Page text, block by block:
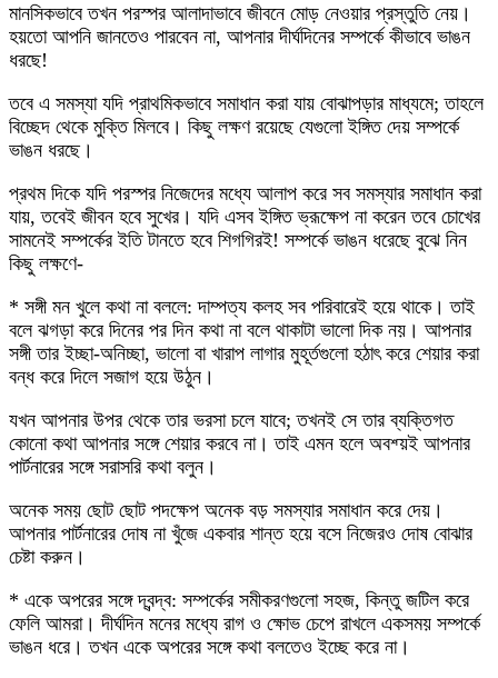
মানসিকভাবে তখন পরস্পর আলাদাভাবে জীবনে মোড় নেওয়ার প্রস্তুতি নেয়।
হয়তো আপনি জানতেও পারবেন না, আপনার দীর্ঘদিনের সম্পর্কে কীভাবে ভাঙন
ধরছে!
তবে এ সমস্যা যদি প্রাথমিকভাবে সমাধান করা যায় বোঝাপড়ার মাধ্যমে; তাহলে
বিচ্ছেদ থেকে মুক্তি মিলবে। কিছু লক্ষণ রয়েছে যেগুলো ইঙ্গিত দেয় সম্পর্কে
ভাঙন ধরছে।
প্রথম দিকে যদি পরস্পর নিজেদের মধ্যে আলাপ করে সব সমস্যার সমাধান করা
যায়, তবেই জীবন হবে সুখের। যদি এসব ইঙ্গিত ভ্রূক্ষেপ না করেন তবে চোখের
সামনেই সম্পর্কের ইতি টানতে হবে শিগগিরই! সম্পর্কে ভাঙন ধরেছে বুঝে নিন
কিছু লক্ষণে-
* সঙ্গী মন খুলে কথা না বললে: দাম্পত্য কলহ সব পরিবারেই হয়ে থাকে। তাই
বলে ঝগড়া করে দিনের পর দিন কথা না বলে থাকাটা ভালো দিক নয়। আপনার
সঙ্গী তার ইচ্ছা-অনিচ্ছা, ভালো বা খারাপ লাগার মুহূর্তগুলো হঠাৎ করে শেয়ার করা
বন্ধ করে দিলে সজাগ হয়ে উঠুন।
যখন আপনার উপর থেকে তার ভরসা চলে যাবে; তখনই সে তার ব্যক্তিগত
কোনো কথা আপনার সঙ্গে শেয়ার করবে না। তাই এমন হলে অবশ্য়ই আপনার
পার্টনারের সঙ্গে সরাসরি কথা বলুন।
অনেক সময় ছোট ছোট পদক্ষেপ অনেক বড় সমস্যার সমাধান করে দেয়।
আপনার পার্টনারের দোষ না খুঁজে একবার শান্ত হয়ে বসে নিজেরও দোষ বোঝার
চেষ্টা করুন।
* একে অপরের সঙ্গে দ্বন্দ্ব: সম্পর্কের সমীকরণগুলো সহজ, কিন্তু জটিল করে
ফেলি আমরা। দীর্ঘদিন মনের মধ্যে রাগ ও ক্ষোভ চেপে রাখলে একসময় সম্পর্কে
ভাঙন ধরে। তখন একে অপরের সঙ্গে কথা বলতেও ইচ্ছে করে না।